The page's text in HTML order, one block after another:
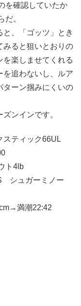
を確認していたか
だ。
、「ゴッツ」とき
みると狙いとおりの
を楽しませてくれる
を追わないし、ルア
ターン掴みにくいの
ンインです。
ティック66UL
ト4lb
シュガーミノー
満潮22:42